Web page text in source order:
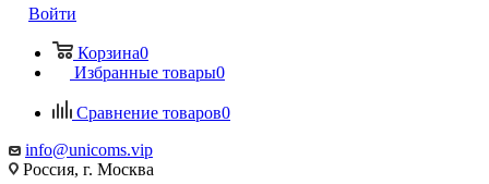
Войти
Корзина0
Избранные товары0
Сравнение товаров0
info@unicoms.vip
Россия, г. Москва